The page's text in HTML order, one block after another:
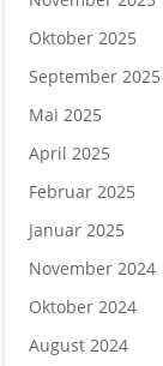
Oktober 2025
September 2025
Mai 2025
April 2025
Februar 2025
Januar 2025
November 2024
Oktober 2024
August 2024